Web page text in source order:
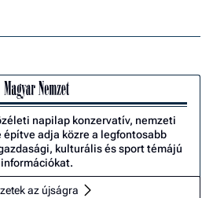
napilap konzervatív, nemzeti
adja közre a legfontosabb
kulturális és sport témájú
információkat.
az újságra